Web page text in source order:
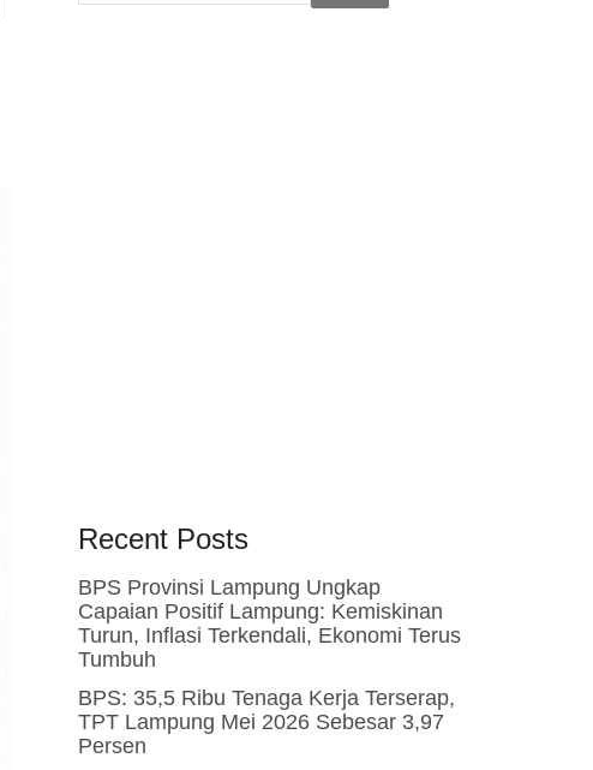
Recent Posts
BPS Provinsi Lampung Ungkap
Capaian Positif Lampung: Kemiskinan
Turun, Inflasi Terkendali, Ekonomi Terus
Tumbuh
BPS: 35,5 Ribu Tenaga Kerja Terserap,
TPT Lampung Mei 2026 Sebesar 3,97
Persen